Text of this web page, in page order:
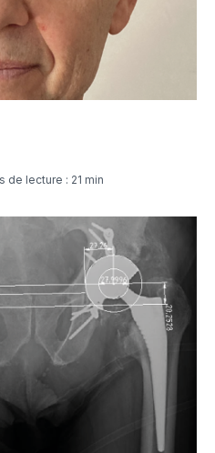
de lecture : 21 min